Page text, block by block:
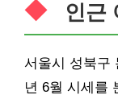
인근
서울시 성북구
년 6월 시세를